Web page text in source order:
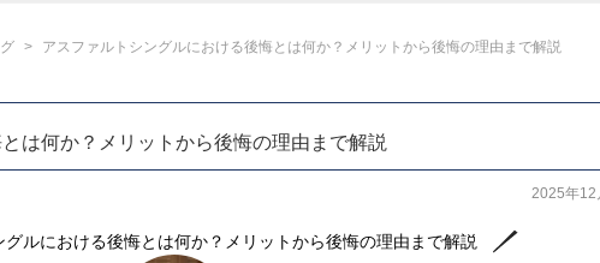
アスファルトシングルにおける後悔とは何か？メリットから後悔の理由まで解説
は何か？メリットから後悔の理由まで解説
2025年12
グルにおける後悔とは何か？メリットから後悔の理由まで解説